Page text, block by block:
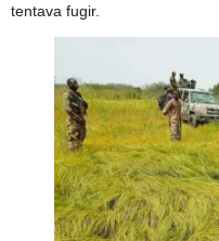
tentava fugir.